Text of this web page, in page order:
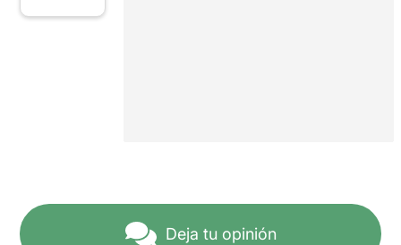
Deja tu opinión